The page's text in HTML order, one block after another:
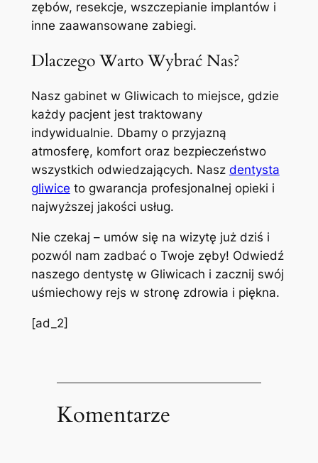
zębów, resekcje, wszczepianie implantów i
inne zaawansowane zabiegi.
Dlaczego Warto Wybrać Nas?
Nasz gabinet w Gliwicach to miejsce, gdzie
każdy pacjent jest traktowany
indywidualnie. Dbamy o przyjazną
atmosferę, komfort oraz bezpieczeństwo
wszystkich odwiedzających. Nasz dentysta
gliwice to gwarancja profesjonalnej opieki i
najwyższej jakości usług.
Nie czekaj – umów się na wizytę już dziś i
pozwól nam zadbać o Twoje zęby! Odwiedź
naszego dentystę w Gliwicach i zacznij swój
uśmiechowy rejs w stronę zdrowia i piękna.
[ad_2]
Komentarze